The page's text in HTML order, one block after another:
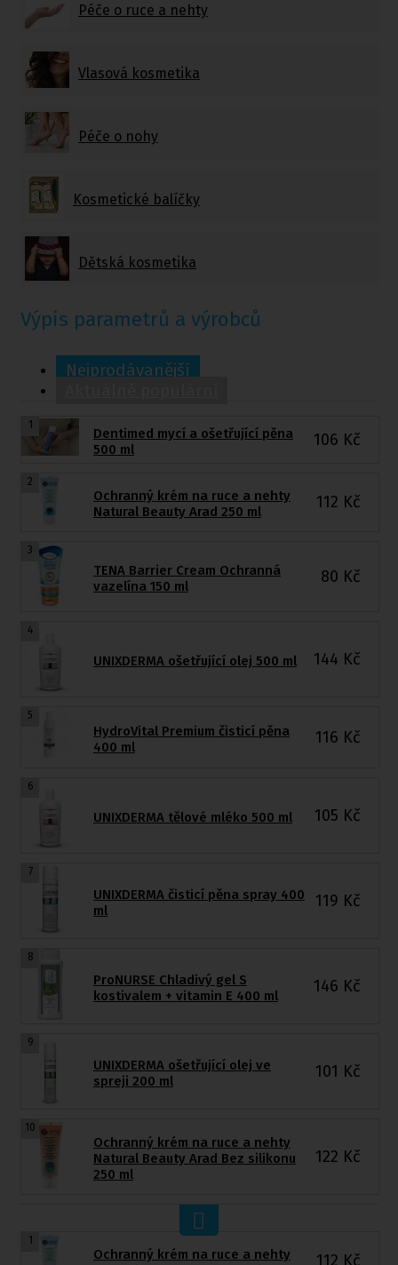
Péče o ruce a nehty
Vlasová kosmetika
Péče o nohy
Kosmetické balíčky
Dětská kosmetika
Výpis parametrů a výrobců
Nejprodávanější
1
Dentimed mycí a ošetřující pěna
500 ml
106 Kč
2
Ochranný krém na ruce a nehty
Natural Beauty Arad 250 ml
112 Kč
3
TENA Barrier Cream Ochranná
vazelína 150 ml
80 Kč
4
UNIXDERMA ošetřující olej 500 ml 144 Kč
5
HydroVital Premium čisticí pěna
400 ml
116 Kč
6
UNIXDERMA tělové mléko 500 ml 105 Kč
7
UNIXDERMA čisticí pěna spray 400
ml
119 Kč
8
ProNURSE Chladivý gel S
kostivalem + vitamin E 400 ml
146 Kč
9
UNIXDERMA ošetřující olej ve
spreji 200 ml
101 Kč
10
Ochranný krém na ruce a nehty
Natural Beauty Arad Bez silikonu
250 ml
122 Kč
1
Ochranný krém na ruce a nehty
112 Kč